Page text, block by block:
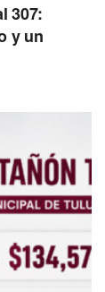
y
estaban de
el
pública de
y emana
que fue
307:
y un